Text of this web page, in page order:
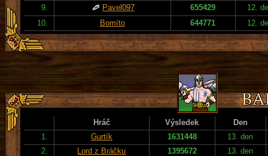
9.
Pavel097 655429
12.
10.
Bomíto 644771 12.
Hráč Výsledek
Den
1.
Gurtík 1631448
13. den
2.
Lord z Bráčku 1395672
13. den